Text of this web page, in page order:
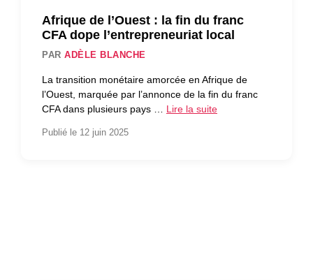
Afrique de l’Ouest : la fin du franc
CFA dope l’entrepreneuriat local
PARADÈLE BLANCHE
La transition monétaire amorcée en Afrique de
l’Ouest, marquée par l’annonce de la fin du franc
CFA dans plusieurs pays … Lire la suite
Publié le 12 juin 2025